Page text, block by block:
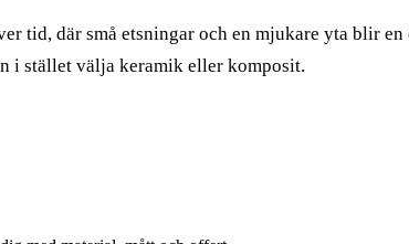
tid, där små etsningar och en mjukare yta blir
i stället välja keramik eller komposit.